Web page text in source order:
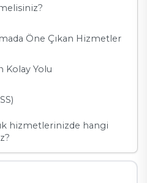
Öne Çıkan Hizmetler
Kolay Yolu
hizmetlerinizde hangi
sırasında büyük